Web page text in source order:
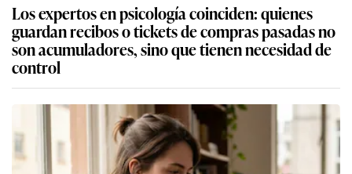
Los expertos en psicología coinciden: quienes
guardan recibos o tickets de compras pasadas no
son acumuladores, sino que tienen necesidad de
control